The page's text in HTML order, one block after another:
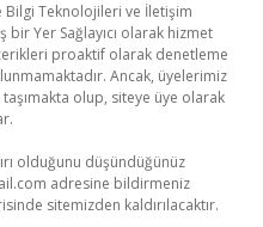
Bilgi Teknolojileri ve İletişim
bir Yer Sağlayıcı olarak hizmet
proaktif olarak denetleme
Ancak, üyelerimiz
olup, siteye üye olarak
olduğunu düşündüğünüz
adresine bildirmeniz
sitemizden kaldırılacaktır.